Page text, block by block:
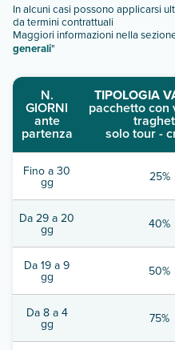
In alcuni casi possono applicarsi
da termini contrattuali
Maggiori informazioni nella
generali"
N.
GIORNI
ante
partenza
TIPOLOGIA
pacchetto con
solo tour -
Fino a 30
gg 25%
Da 29 a 20
gg 40%
Da 19 a 9
gg 50%
Da 8 a 4
gg 75%